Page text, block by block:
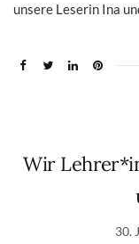
unsere Leserin Ina
Wir
30.